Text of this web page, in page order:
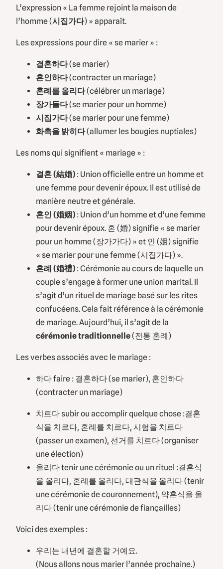
L’expression « La femme rejoint la maison de
l’homme (시집가다) » apparaît.
Les expressions pour dire « se marier » :
결혼하다(se marier)
혼인하다(contracter un mariage)
혼례를 올리다(célébrer un mariage)
장가들다(se marier pour un homme)
시집가다(se marier pour une femme)
화촉을 밝히다(allumer les bougies nuptiales)
Les noms qui signifient « mariage » :
결혼 (結婚) : Union officielle entre un homme et
une femme pour devenir époux. Il est utilisé de
manière neutre et générale.
혼인 (婚姻) : Union d’un homme et d’une femme
pour devenir époux. 혼 (婚) signifie « se marier
pour un homme (장가가다) » et 인 (姻) signifie
« se marier pour une femme (시집가다) ».
혼례 (婚禮) : Cérémonie au cours de laquelle un
couple s’engage à former une union marital. Il
s’agit d’un rituel de mariage basé sur les rites
confucéens. Cela fait référence à la cérémonie
de mariage. Aujourd’hui, il s’agit de la
cérémonie traditionnelle(전통 혼례)
Les verbes associés avec le mariage :
하다 faire : 결혼하다 (se marier), 혼인하다
(contracter un mariage)
치르다 subir ou accomplir quelque chose :결혼
식을 치르다, 혼례를 치르다, 시험을 치르다
(passer un examen), 선거를 치르다 (organiser
une élection)
올리다 tenir une cérémonie ou un rituel :결혼식
을 올리다, 혼례를 올리다, 대관식을 올리다 (tenir
une cérémonie de couronnement), 약혼식을 올
리다 (tenir une cérémonie de fiançailles)
Voici des exemples :
우리는 내년에 결혼할 거예요.
(Nous allons nous marier l’année prochaine.)